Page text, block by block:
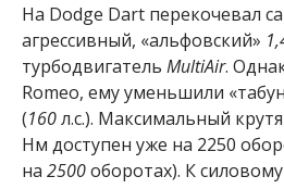
На Dodge Dart перекочевал
агрессивный, «альфовский»
турбодвигатель MultiAir.
Romeo, ему уменьшили
(160л.с.). Максимальный
Нм доступен уже на 2250
на 2500оборотах). К силовому